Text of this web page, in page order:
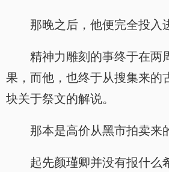
那晚之后，他便完全投入
精神力雕刻的事终于在两
果，而他，也终于从搜集来的
块关于祭文的解说。
那本是高价从黑市拍卖来
起先颜瑾卿并没有报什么